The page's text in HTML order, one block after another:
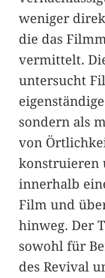
weniger
die das
vermittelt.
untersucht
sondern als
von
konstruieren
innerhalb
Film und
hinweg. Der
sowohl für
des Revival